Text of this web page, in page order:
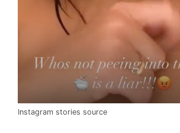
Instagram stories source